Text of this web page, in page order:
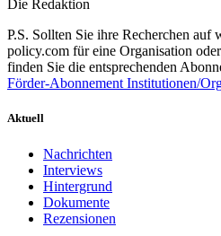
Die Redaktion
P.S. Sollten Sie ihre Recherchen auf
policy.com für eine Organisation
finden Sie die entsprechenden
Förder-Abonnement Institutionen/
Aktuell
Nachrichten
Interviews
Hintergrund
Dokumente
Rezensionen